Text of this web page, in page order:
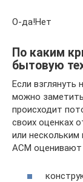
О-да!Нет
По каким
бытовую
Если взглянуть
можно
происходит
своих оценках
или нескольким
АСМ оценивают